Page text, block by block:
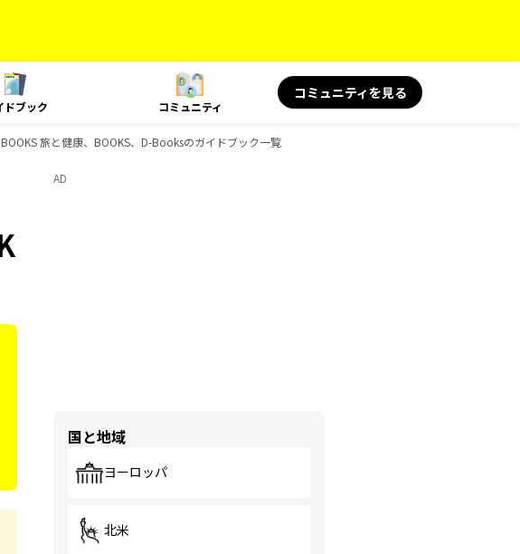
ドブック コミュニティ
コミュニティを見る
旅と健康、BOOKS、D-Booksのガイドブック一覧
AD
国と地域
ヨーロッパ
北米